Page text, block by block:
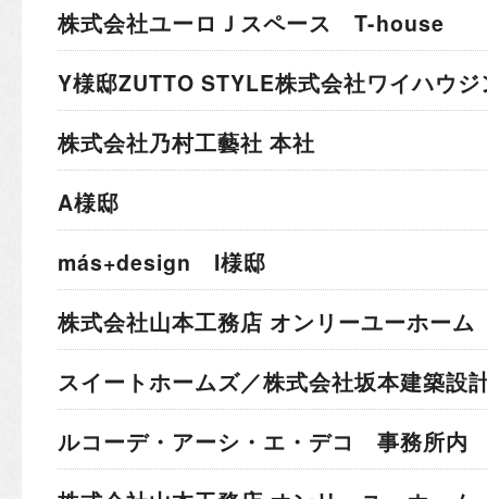
株式会社ユーロＪスペース T-house
Y様邸ZUTTO STYLE株式会社ワイハウジ
株式会社乃村工藝社 本社
A様邸
más+design I様邸
株式会社山本工務店 オンリーユーホー
スイートホームズ／株式会社坂本建築
ルコーデ・アーシ・エ・デコ 事務所内